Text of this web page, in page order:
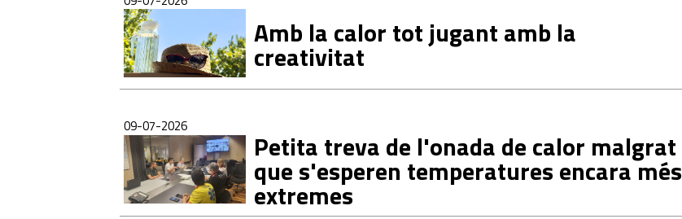
Amb la calor tot jugant amb la
creativitat
09-07-2026
Petita treva de l'onada de calor malgrat
que s'esperen temperatures encara més
extremes